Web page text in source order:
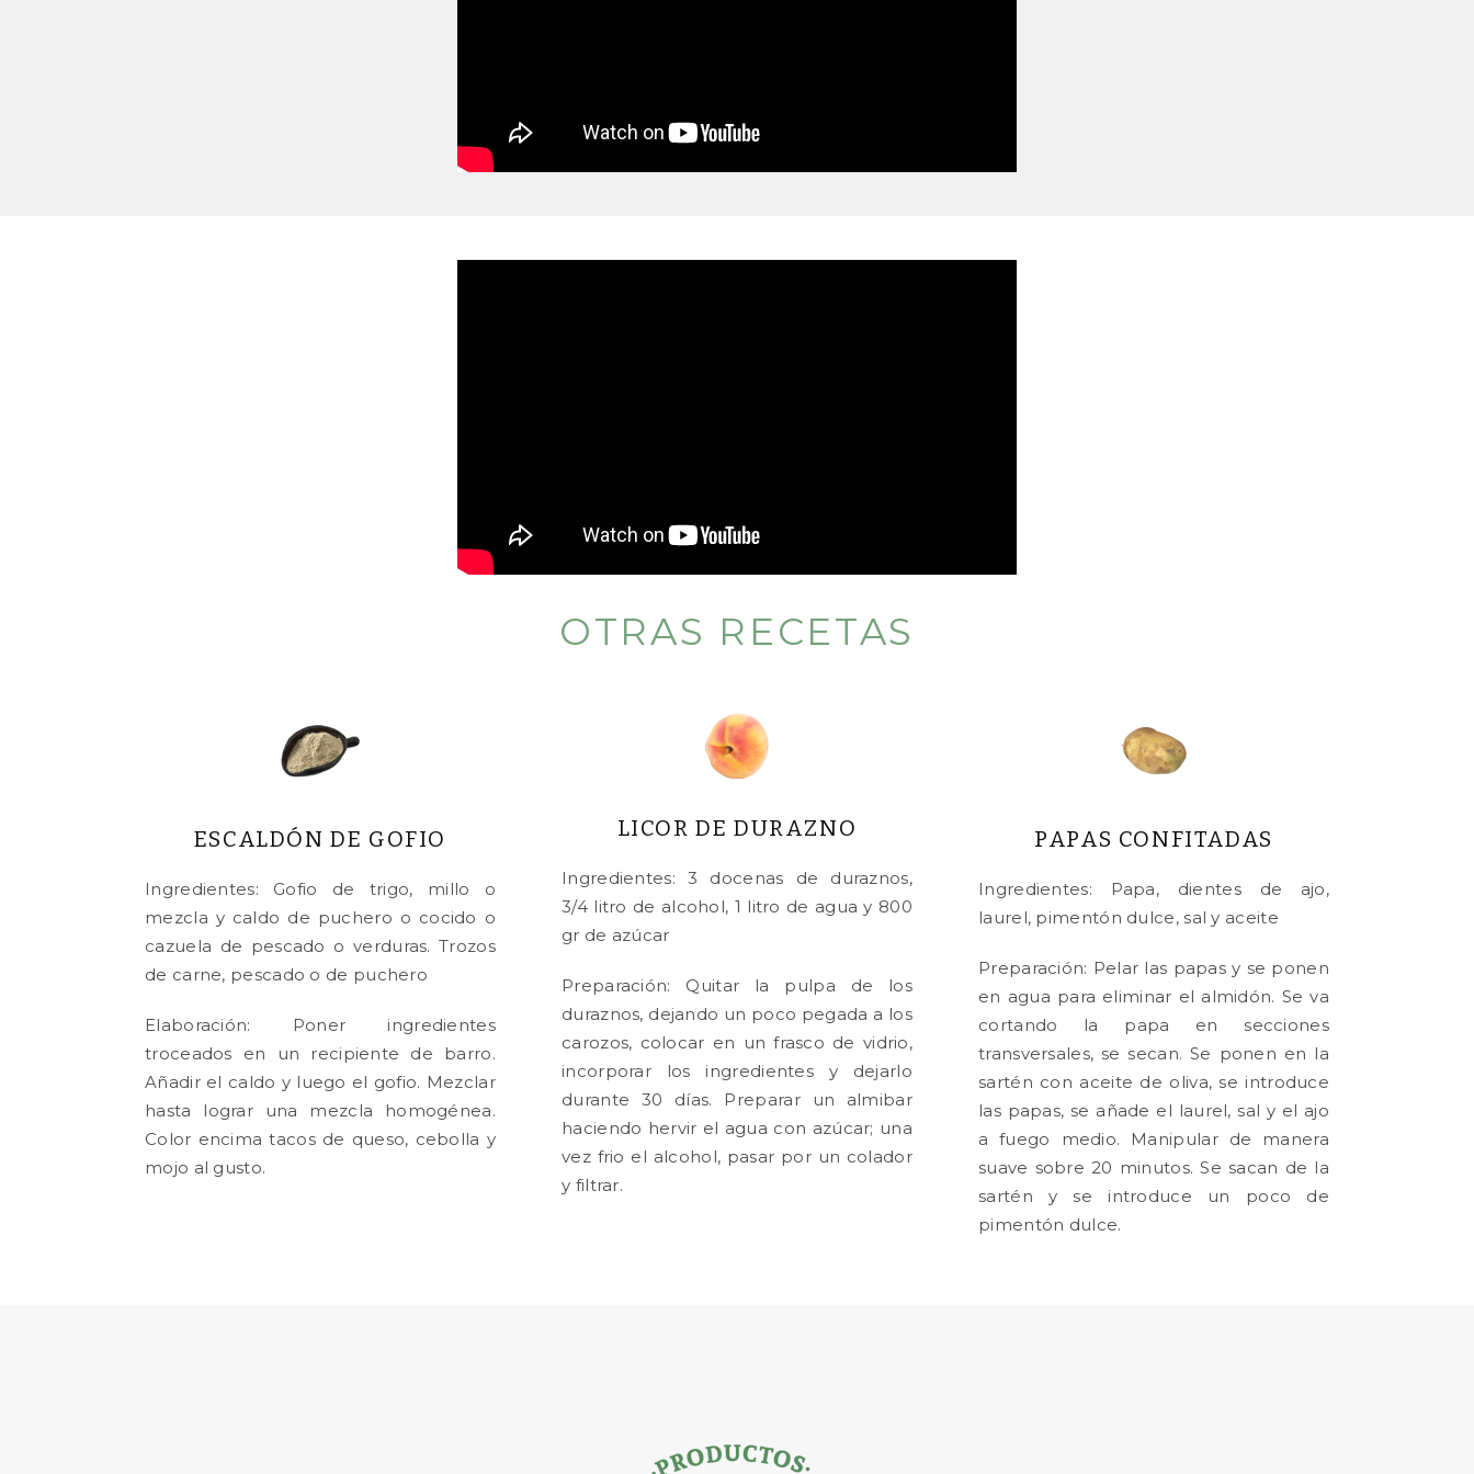
OTRAS RECETAS
ESCALDÓN DE GOFIO
Ingredientes: Gofio de trigo, millo o
mezcla y caldo de puchero o cocido o
cazuela de pescado o verduras. Trozos
de carne, pescado o de puchero
Elaboración: Poner ingredientes
troceados en un recipiente de barro.
Añadir el caldo y luego el gofio. Mezclar
hasta lograr una mezcla homogénea.
Color encima tacos de queso, cebolla y
mojo al gusto.
LICOR DE DURAZNO
Ingredientes: 3 docenas de duraznos,
3/4 litro de alcohol, 1 litro de agua y 800
gr de azúcar
Preparación: Quitar la pulpa de los
duraznos, dejando un poco pegada a los
carozos, colocar en un frasco de vidrio,
incorporar los ingredientes y dejarlo
durante 30 días. Preparar un almibar
haciendo hervir el agua con azúcar; una
vez frio el alcohol, pasar por un colador
y filtrar.
PAPAS CONFITADAS
Ingredientes: Papa, dientes de ajo,
laurel, pimentón dulce, sal y aceite
Preparación: Pelar las papas y se ponen
en agua para eliminar el almidón. Se va
cortando la papa en secciones
transversales, se secan. Se ponen en la
sartén con aceite de oliva, se introduce
las papas, se añade el laurel, sal y el ajo
a fuego medio. Manipular de manera
suave sobre 20 minutos. Se sacan de la
sartén y se introduce un poco de
pimentón dulce.